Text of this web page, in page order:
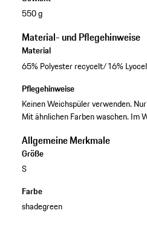
550 g
Material- und Pflegehinweise
Material
65% Polyester recycelt/16%
Pflegehinweise
Keinen Weichspüler verwenden.
Mit ähnlichen Farben waschen. Im
Allgemeine Merkmale
Größe
S
Farbe
shadegreen